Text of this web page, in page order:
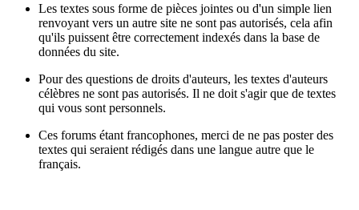
Les textes sous forme de pièces jointes ou d'un simple lien
renvoyant vers un autre site ne sont pas autorisés, cela afin
qu'ils puissent être correctement indexés dans la base de
données du site.
Pour des questions de droits d'auteurs, les textes d'auteurs
célèbres ne sont pas autorisés. Il ne doit s'agir que de textes
qui vous sont personnels.
Ces forums étant francophones, merci de ne pas poster des
textes qui seraient rédigés dans une langue autre que le
français.